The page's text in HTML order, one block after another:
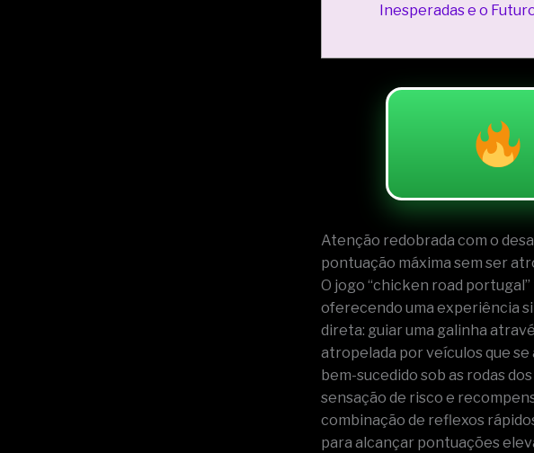
Inesperadas e o
Atenção redobrada com o
pontuação máxima sem ser
O jogo “chicken road
oferecendo uma experiência
direta: guiar uma galinha
atropelada por veículos que se
bem-sucedido sob as rodas
sensação de risco e
combinação de reflexos
para alcançar pontuações